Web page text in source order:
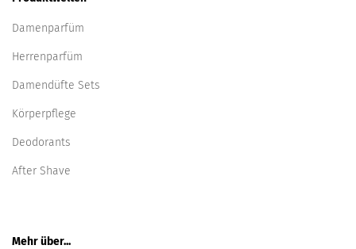
Damenparfüm
Herrenparfüm
Damendüfte Sets
Körperpflege
Deodorants
After Shave
Mehr über...